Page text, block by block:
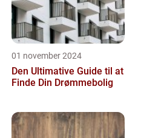
01 november 2024
Den Ultimative Guide til at
Finde Din Drømmebolig